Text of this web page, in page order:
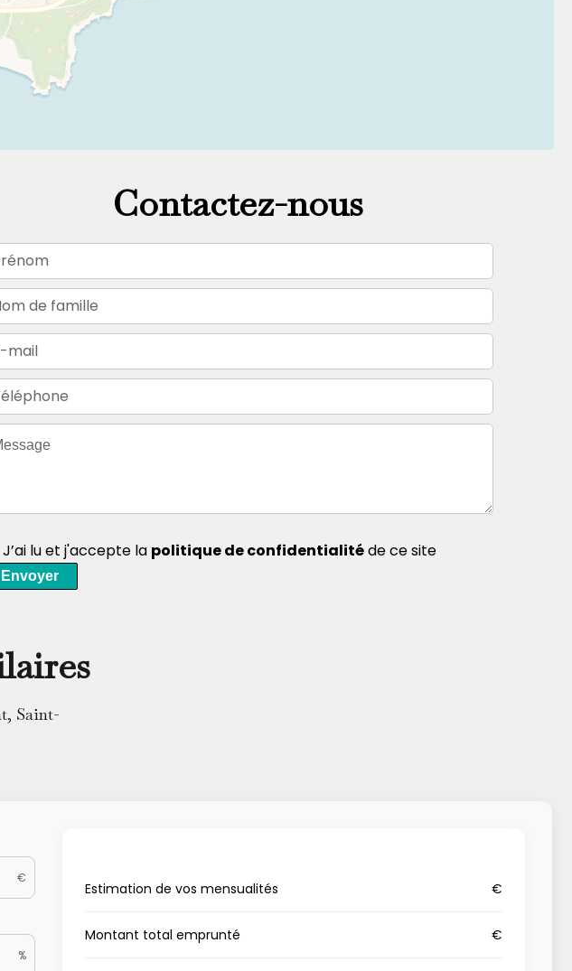
Contactez-nous
J’ai lu et j'accepte la politique de confidentialitéde ce site
Envoyer
Saint-
€
%
Estimation de vos mensualités €
Montant total emprunté €